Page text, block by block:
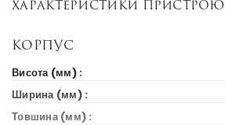
Характеристики пристрою
Корпус
Висота (мм) :
Ширина (мм) :
Товшина (мм) :